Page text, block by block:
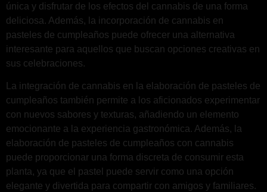
única y disfrutar de los efectos del cannabis de una forma
deliciosa. Además, la incorporación de cannabis en
pasteles de cumpleaños puede ofrecer una alternativa
interesante para aquellos que buscan opciones creativas en
sus celebraciones.
La integración de cannabis en la elaboración de pasteles de
cumpleaños también permite a los aficionados experimentar
con nuevos sabores y texturas, añadiendo un elemento
emocionante a la experiencia gastronómica. Además, la
elaboración de pasteles de cumpleaños con cannabis
puede proporcionar una forma discreta de consumir esta
planta, ya que el pastel puede servir como una opción
elegante y divertida para compartir con amigos y familiares.